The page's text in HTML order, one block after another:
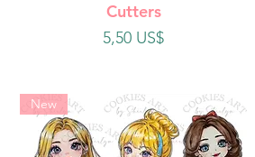
Cutters
Precio
5,50 US$
New